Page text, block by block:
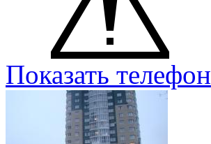
Показать телефон